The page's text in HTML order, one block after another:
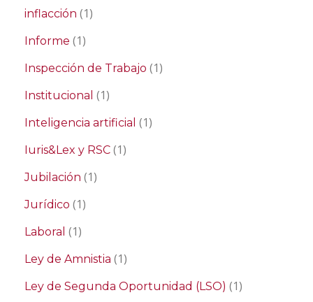
inflacción (1)
Informe (1)
Inspección de Trabajo (1)
Institucional (1)
Inteligencia artificial (1)
Iuris&Lex y RSC (1)
Jubilación (1)
Jurídico (1)
Laboral (1)
Ley de Amnistia (1)
Ley de Segunda Oportunidad (LSO) (1)